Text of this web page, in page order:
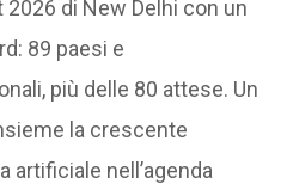
2026 di New Delhi con un
89 paesi e
più delle 80 attese. Un
la crescente
artificiale nell’agenda